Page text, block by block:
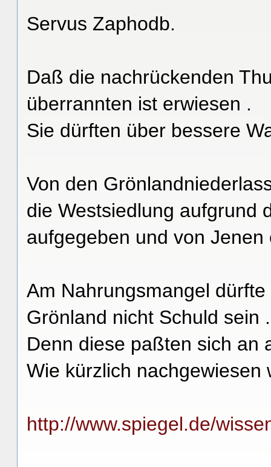
Servus Zaphodb.
Daß die nachrückenden
überrannten ist erwiesen .
Sie dürften über bessere
Von den
die Westsiedlung aufgrund
aufgegeben und von
Am Nahrungsmangel
Grönland nicht Schuld sein .
Denn diese paßten sich an
Wie kürzlich
http://www.spiegel.de/